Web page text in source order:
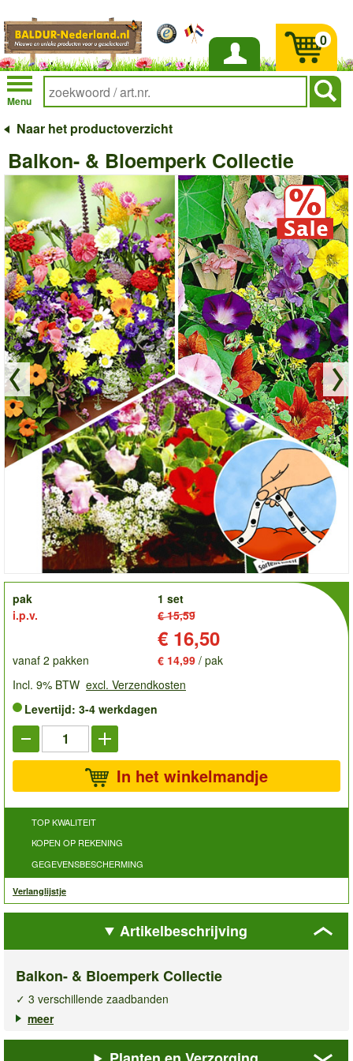
Inloggen
Menu
0
Naar het productoverzicht
Balkon- & Bloemperk Collectie
order
pak
1 set
i.p.v.
€ 15,59
€ 16,50
vanaf 2 pakken € 14,99 / pak
Incl. 9% BTW excl. Verzendkosten
Levertijd: 3-4 werkdagen
In het winkelmandje
TOP KWALITEIT
KOPEN OP REKENING
GEGEVENSBESCHERMING
Verlanglijstje
Artikelbeschrijving
Balkon- & Bloemperk Collectie
✓ 3 verschillende zaadbanden
✓ Bloemendroom voor tuin & balkon
Met deze set van drie praktische zaadbanden creëert u
meer